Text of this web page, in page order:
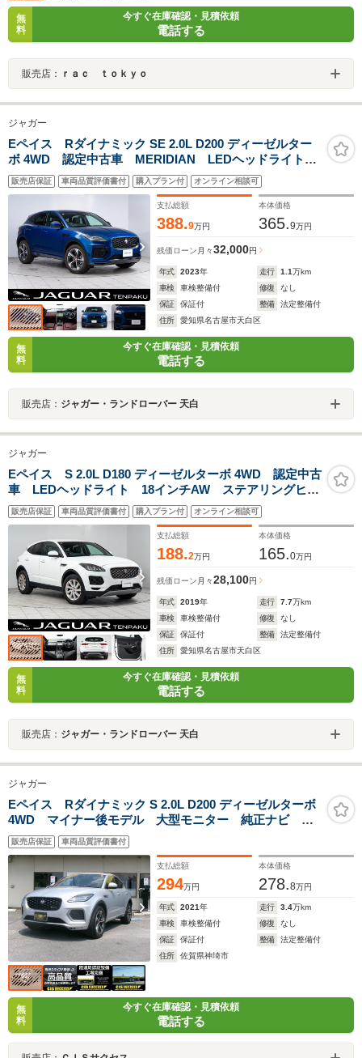
無
料
今すぐ在庫確認・見積依頼
電話する
販売店： ｒａｃ ｔｏｋｙｏ
ジャガー
Eペイス Rダイナミック SE 2.0L D200 ディーゼルター
ボ 4WD 認定中古車 MERIDIAN LEDヘッドライト
シートヒーター 19インチAW Appleカープレイ アン
ドロイドオート 電動テールゲート パドルシフト ド
ライブコントロール 360度カメラ
販売店保証 車両品質評価書付 購入プラン付 オンライン相談可
支払総額
388.9万円
本体価格
365.9万円
残価ローン 月々32,000円
年式 2023年 走行 1.1万km
車検
車検整備付 修復
なし
保証
保証付 整備
法定整備付
住所
愛知県名古屋市天白区
無
料
今すぐ在庫確認・見積依頼
電話する
販売店： ジャガー・ランドローバー 天白
ジャガー
Eペイス S 2.0L D180 ディーゼルターボ 4WD 認定中古
車 LEDヘッドライト 18インチAW ステアリングヒー
ター
販売店保証 車両品質評価書付 購入プラン付 オンライン相談可
支払総額
188.2万円
本体価格
165.0万円
残価ローン 月々28,100円
年式 2019年 走行 7.7万km
車検
車検整備付 修復
なし
保証
保証付 整備
法定整備付
住所
愛知県名古屋市天白区
無
料
今すぐ在庫確認・見積依頼
電話する
販売店： ジャガー・ランドローバー 天白
ジャガー
Eペイス Rダイナミック S 2.0L D200 ディーゼルターボ
4WD マイナー後モデル 大型モニター 純正ナビ カ
ープレイ接続 切り替付き全方位カメラ デジタルイン
ナーミラー ハンドル&シートヒーター 電動シート 電
動バックドア フル液晶メーター
販売店保証 車両品質評価書付
支払総額
294万円
本体価格
278.8万円
年式 2021年 走行 3.4万km
車検
車検整備付 修復
なし
保証
保証付 整備
法定整備付
住所
佐賀県神埼市
無
料
今すぐ在庫確認・見積依頼
電話する